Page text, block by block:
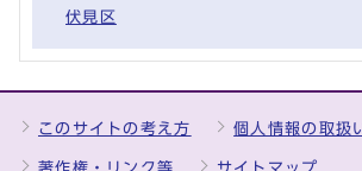
伏見区
このサイトの考え方 個人情報の取扱